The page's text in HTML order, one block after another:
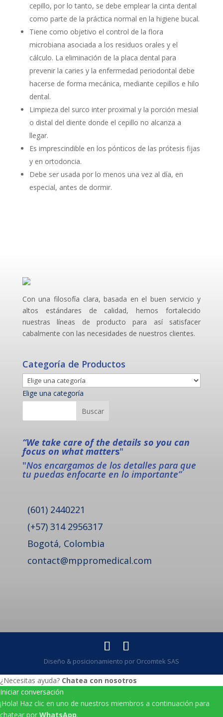
cepillo, por lo tanto, se debe emplear la cinta dental
como parte de la práctica normal en la higiene bucal.
Tiene como objetivo el control de la flora
microbiana asociada a los residuos orales y el
cálculo. La eliminación de la placa dental para
prevenir la caries y la enfermedad periodontal debe
hacerse de forma mecánica, mediante cepillos e hilo
dental.
Limpieza del surco inter proximal y la porción mesial
o distal del diente donde el cepillo no alcanza a
llegar.
Es imprescindible en los pónticos de las prótesis fijas
y en ortodoncia.
Debe ser usada por lo menos una vez al día, en
especial, antes de dormir.
Con una filosofía clara, basada en el buen servicio y
altos estándares de calidad, hemos fortalecido
nuestras líneas de producto para así satisfacer
cabalmente con las necesidades de nuestros clientes.
Categoría de Productos
Elige una categoría
“We take care of the details so you can
focus on what matters"
"Nos encargamos de los detalles para que
tu puedas enfocarte en lo importante”
(601) 2440221
(+57) 314 2956317
Bogotá, Colombia
contact@mppromedical.com
Diseño & posicionamiento por Orcomtek SAS
¿Necesitas ayuda? Chatea con nosotros
Iniciar conversación
¡Hola! Haz clic en uno de nuestros miembros a continuación para
chatear por WhatsApp.